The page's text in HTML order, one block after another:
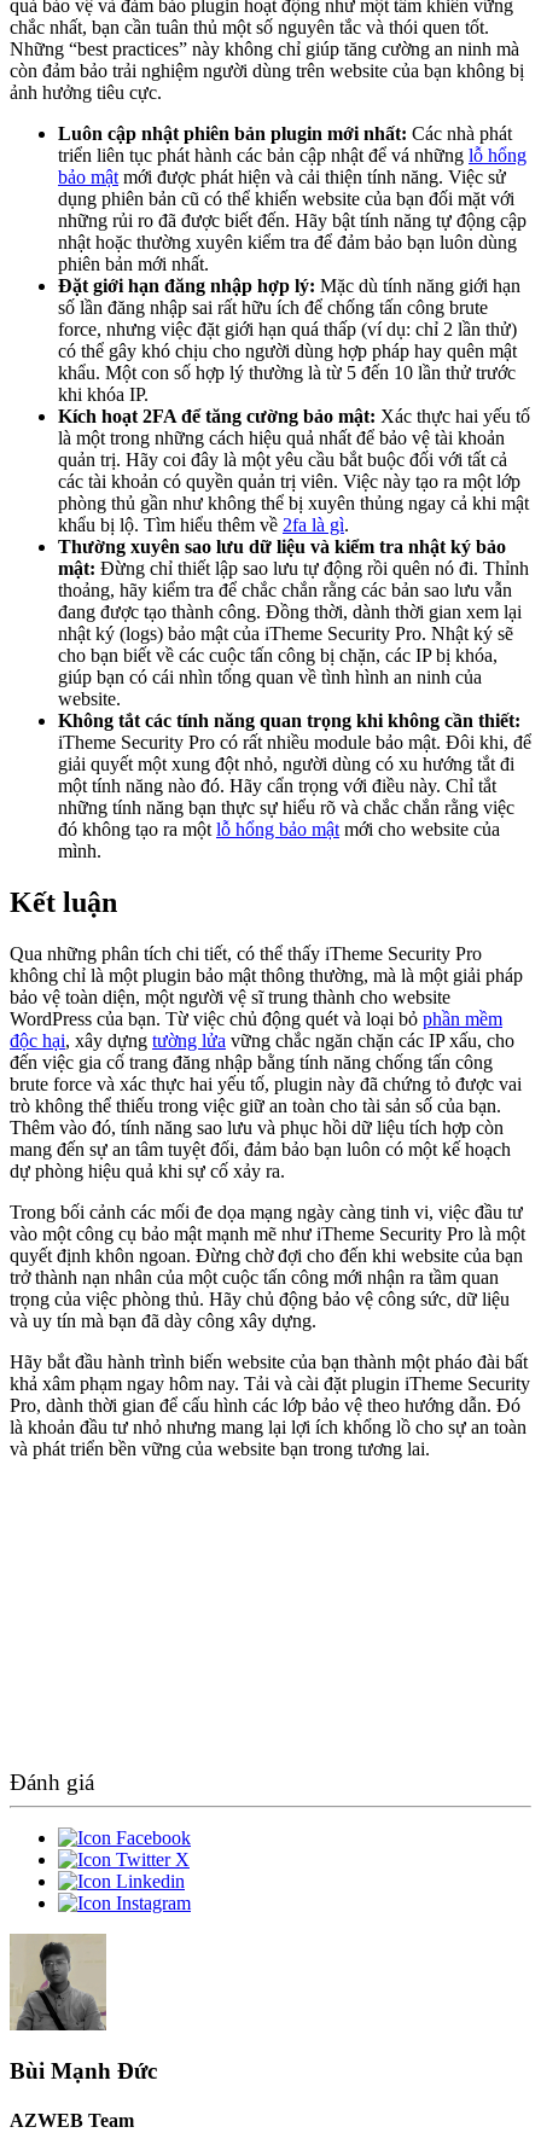
quả bảo vệ và đảm bảo plugin hoạt động như một tấm khiên vững
chắc nhất, bạn cần tuân thủ một số nguyên tắc và thói quen tốt.
Những “best practices” này không chỉ giúp tăng cường an ninh mà
còn đảm bảo trải nghiệm người dùng trên website của bạn không bị
ảnh hưởng tiêu cực.
Luôn cập nhật phiên bản plugin mới nhất: Các nhà phát
triển liên tục phát hành các bản cập nhật để vá những lỗ hổng
bảo mật mới được phát hiện và cải thiện tính năng. Việc sử
dụng phiên bản cũ có thể khiến website của bạn đối mặt với
những rủi ro đã được biết đến. Hãy bật tính năng tự động cập
nhật hoặc thường xuyên kiểm tra để đảm bảo bạn luôn dùng
phiên bản mới nhất.
Đặt giới hạn đăng nhập hợp lý: Mặc dù tính năng giới hạn
số lần đăng nhập sai rất hữu ích để chống tấn công brute
force, nhưng việc đặt giới hạn quá thấp (ví dụ: chỉ 2 lần thử)
có thể gây khó chịu cho người dùng hợp pháp hay quên mật
khẩu. Một con số hợp lý thường là từ 5 đến 10 lần thử trước
khi khóa IP.
Kích hoạt 2FA để tăng cường bảo mật: Xác thực hai yếu tố
là một trong những cách hiệu quả nhất để bảo vệ tài khoản
quản trị. Hãy coi đây là một yêu cầu bắt buộc đối với tất cả
các tài khoản có quyền quản trị viên. Việc này tạo ra một lớp
phòng thủ gần như không thể bị xuyên thủng ngay cả khi mật
khẩu bị lộ. Tìm hiểu thêm về 2fa là gì.
Thường xuyên sao lưu dữ liệu và kiểm tra nhật ký bảo
mật: Đừng chỉ thiết lập sao lưu tự động rồi quên nó đi. Thỉnh
thoảng, hãy kiểm tra để chắc chắn rằng các bản sao lưu vẫn
đang được tạo thành công. Đồng thời, dành thời gian xem lại
nhật ký (logs) bảo mật của iTheme Security Pro. Nhật ký sẽ
cho bạn biết về các cuộc tấn công bị chặn, các IP bị khóa,
giúp bạn có cái nhìn tổng quan về tình hình an ninh của
website.
Không tắt các tính năng quan trọng khi không cần thiết:
iTheme Security Pro có rất nhiều module bảo mật. Đôi khi, để
giải quyết một xung đột nhỏ, người dùng có xu hướng tắt đi
một tính năng nào đó. Hãy cẩn trọng với điều này. Chỉ tắt
những tính năng bạn thực sự hiểu rõ và chắc chắn rằng việc
đó không tạo ra một lỗ hổng bảo mật mới cho website của
mình.
Kết luận
Qua những phân tích chi tiết, có thể thấy iTheme Security Pro
không chỉ là một plugin bảo mật thông thường, mà là một giải pháp
bảo vệ toàn diện, một người vệ sĩ trung thành cho website
WordPress của bạn. Từ việc chủ động quét và loại bỏ phần mềm
độc hại, xây dựng tường lửa vững chắc ngăn chặn các IP xấu, cho
đến việc gia cố trang đăng nhập bằng tính năng chống tấn công
brute force và xác thực hai yếu tố, plugin này đã chứng tỏ được vai
trò không thể thiếu trong việc giữ an toàn cho tài sản số của bạn.
Thêm vào đó, tính năng sao lưu và phục hồi dữ liệu tích hợp còn
mang đến sự an tâm tuyệt đối, đảm bảo bạn luôn có một kế hoạch
dự phòng hiệu quả khi sự cố xảy ra.
Trong bối cảnh các mối đe dọa mạng ngày càng tinh vi, việc đầu tư
vào một công cụ bảo mật mạnh mẽ như iTheme Security Pro là một
quyết định khôn ngoan. Đừng chờ đợi cho đến khi website của bạn
trở thành nạn nhân của một cuộc tấn công mới nhận ra tầm quan
trọng của việc phòng thủ. Hãy chủ động bảo vệ công sức, dữ liệu
và uy tín mà bạn đã dày công xây dựng.
Hãy bắt đầu hành trình biến website của bạn thành một pháo đài bất
khả xâm phạm ngay hôm nay. Tải và cài đặt plugin iTheme Security
Pro, dành thời gian để cấu hình các lớp bảo vệ theo hướng dẫn. Đó
là khoản đầu tư nhỏ nhưng mang lại lợi ích khổng lồ cho sự an toàn
và phát triển bền vững của website bạn trong tương lai.
Đánh giá
Bùi Mạnh Đức
AZWEB Team